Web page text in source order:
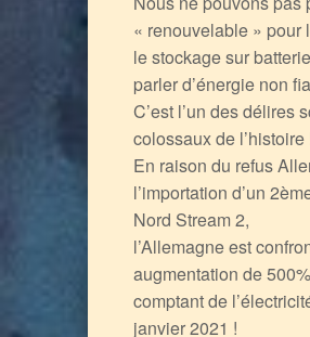
« renouvelable » pour
le stockage sur
parler d’énergie non
C’est l’un des délires
colossaux de l’histoire
En raison du refus
l’importation d’un
Nord Stream 2,
l’Allemagne est
augmentation de
comptant de
janvier 2021 !